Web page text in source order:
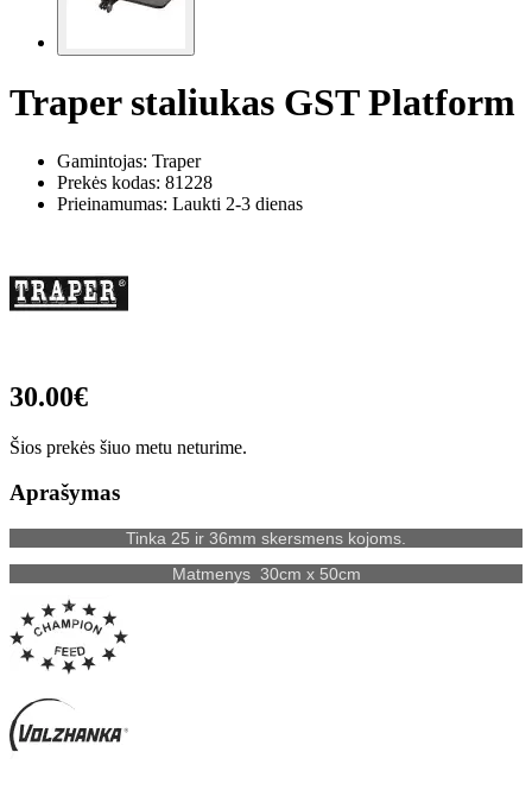
Traper staliukas GST Platform
Gamintojas: Traper
Prekės kodas: 81228
Prieinamumas: Laukti 2-3 dienas
30.00€
Šios prekės šiuo metu neturime.
Aprašymas
Tinka 25 ir 36mm skersmens kojoms.
Matmenys 30cm x 50cm